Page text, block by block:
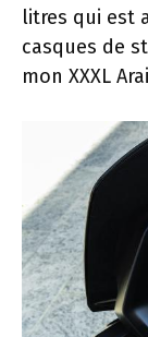
litres qui est
casques de
mon XXXL